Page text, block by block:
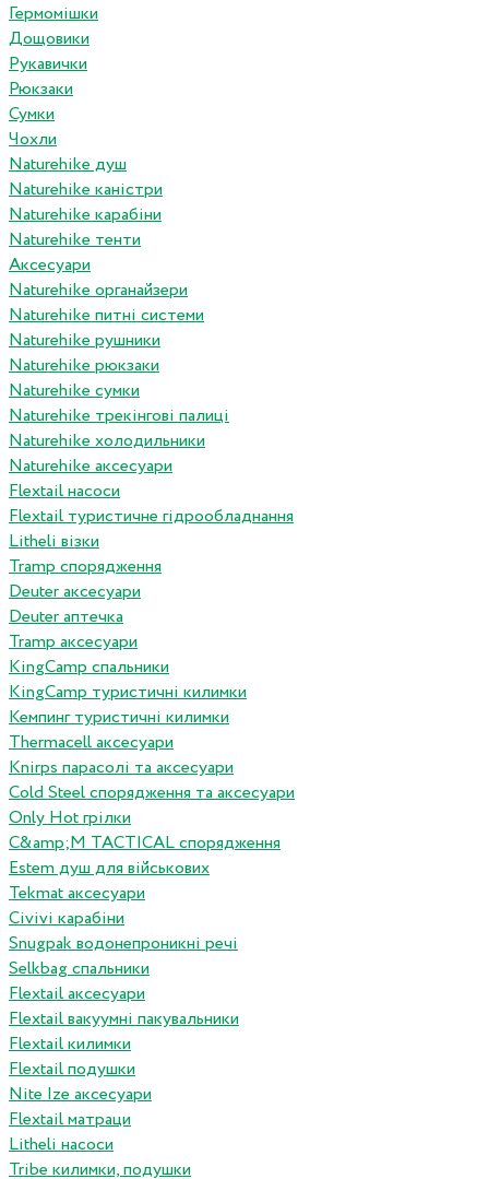
Гермомішки
Дощовики
Рукавички
Рюкзаки
Сумки
Чохли
Naturehike душ
Naturehike каністри
Naturehike карабіни
Naturehike тенти
Аксесуари
Naturehike органайзери
Naturehike питні системи
Naturehike рушники
Naturehike рюкзаки
Naturehike сумки
Naturehike трекінгові палиці
Naturehike холодильники
Naturehike аксесуари
Flextail насоси
Flextail туристичне гідрообладнання
Litheli візки
Tramp спорядження
Deuter аксесуари
Deuter аптечка
Tramp аксесуари
KingCamp спальники
KingCamp туристичні килимки
Кемпинг туристичні килимки
Thermacell аксесуари
Knirps парасолі та аксесуари
Cold Steel спорядження та аксесуари
Only Hot грілки
C&amp;M TACTICAL спорядження
Estem душ для військових
Tekmat аксесуари
Сivivi карабіни
Snugpak водонепроникні речі
Selkbag спальники
Flextail аксесуари
Flextail вакуумні пакувальники
Flextail килимки
Flextail подушки
Nite Ize аксесуари
Flextail матраци
Litheli насоси
Tribe килимки, подушки